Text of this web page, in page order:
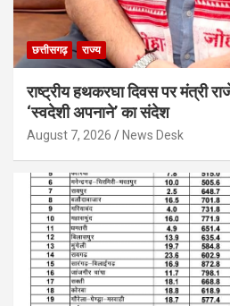
छत्तीसगढ़ राज्य
राष्ट्रीय हथकरघा दिवस पर मंत्री
‘स्वदेशी अपनाने’ का संदेश
August 7, 2026 News Desk